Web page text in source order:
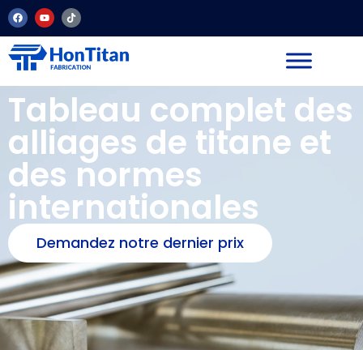
Tableau complet des
alliages de titane et
des normes
internationales
Demandez notre dernier prix